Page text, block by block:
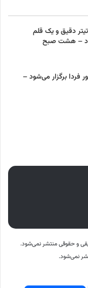
دقیق و یک قلم
– هشت صبح
برگزار می‌شود –
و حقوقی منتشر نمی‌شود.
نمی‌شود.